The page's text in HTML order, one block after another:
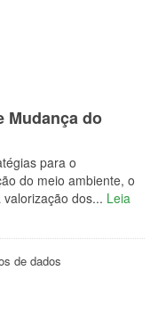
Mudança do
para o
do meio ambiente, o
dos... Leia
de dados